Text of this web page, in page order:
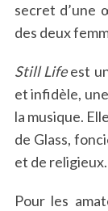
secret d’une
des deux
Still Lifeest
et infidèle,
la musique.
de Glass,
et de religieux.
Pour les